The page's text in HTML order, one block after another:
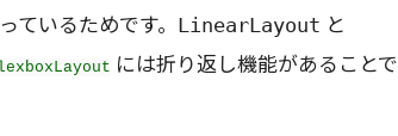
ているためです。 LinearLayout と
には折り返し機能があることで